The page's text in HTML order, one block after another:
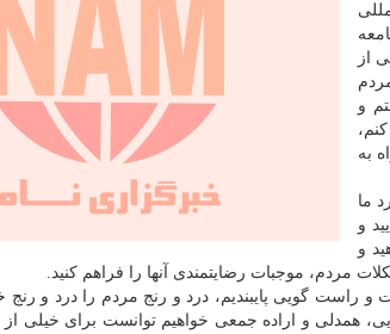
از
و
به
ما
و
و
مردم، موجبات رضایتمندی آنها را فراهم کنید.
و راست گویی پایبندیم، درد و رنج مردم را درد و رنج
همدلی و اراده جمعی خواهیم توانست برای خیلی